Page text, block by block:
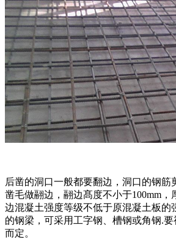
后凿的洞口一般都要翻边，洞口的钢筋
凿毛做翮边，翮边髙度不小于100mm，
边混凝土强度等级不低于原混凝土板的
的钢梁，可采用工字钢、槽钢或角钢.
而定。